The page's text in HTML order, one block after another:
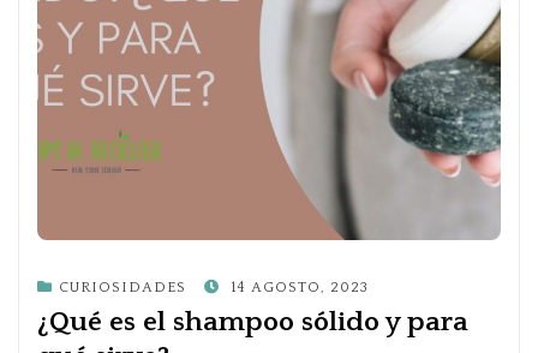
CURIOSIDADES
POSTED
14 AGOSTO, 2023
¿Qué es el shampoo sólido y para